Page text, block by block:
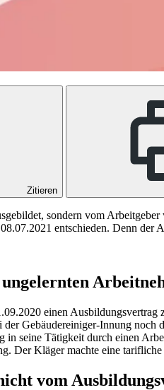
Zitieren
sondern vom
entschieden. Denn der
einen
Gebäudereiniger-Innung
seine Tätigkeit durch einen
Der Kläger machte eine
vom